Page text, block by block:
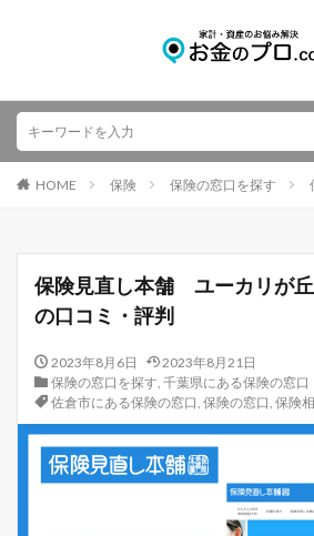
HOME 保険 保険の窓口を探す
保険見直し本舗 ユーカリが
の口コミ・評判
2023年8月6日
2023年8月21日
保険の窓口を探す, 千葉県にある保険の窓口
佐倉市にある保険の窓口, 保険の窓口, 保険